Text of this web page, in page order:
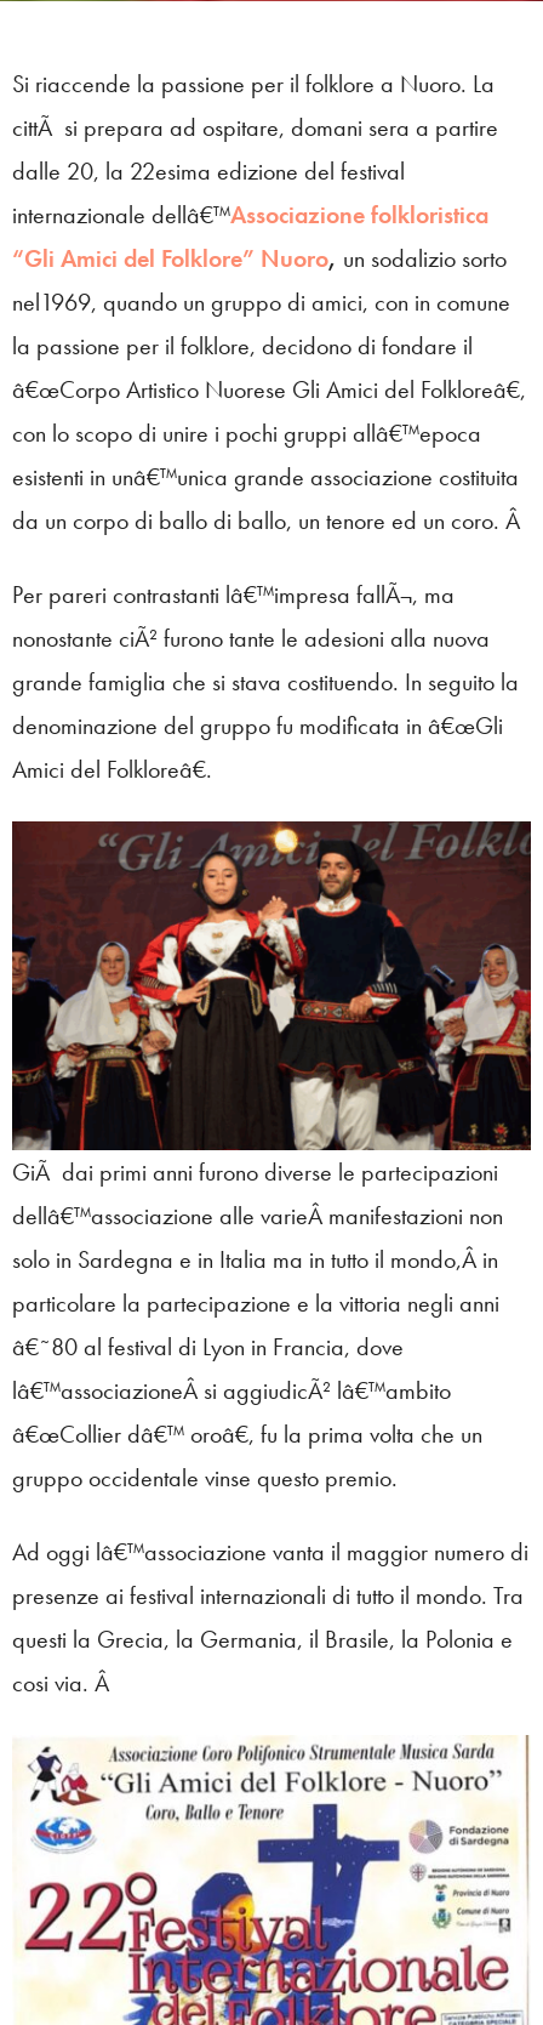
Si riaccende la passione per il folklore a Nuoro. La
cittÃ si prepara ad ospitare, domani sera a partire
dalle 20, la 22esima edizione del festival
internazionale dellâ€™Associazione folkloristica
“Gli Amici del Folklore” Nuoro, un sodalizio sorto
nel1969, quando un gruppo di amici, con in comune
la passione per il folklore, decidono di fondare il
â€œCorpo Artistico Nuorese Gli Amici del Folkloreâ€,
con lo scopo di unire i pochi gruppi allâ€™epoca
esistenti in unâ€™unica grande associazione costituita
da un corpo di ballo di ballo, un tenore ed un coro. Â
Per pareri contrastanti lâ€™impresa fallÃ¬, ma
nonostante ciÃ² furono tante le adesioni alla nuova
grande famiglia che si stava costituendo. In seguito la
denominazione del gruppo fu modificata in â€œGli
Amici del Folkloreâ€.
GiÃ dai primi anni furono diverse le partecipazioni
dellâ€™associazione alle varieÂ manifestazioni non
solo in Sardegna e in Italia ma in tutto il mondo,Â in
particolare la partecipazione e la vittoria negli anni
â€˜80 al festival di Lyon in Francia, dove
lâ€™associazioneÂ si aggiudicÃ² lâ€™ambito
â€œCollier dâ€™ oroâ€, fu la prima volta che un
gruppo occidentale vinse questo premio.
Ad oggi lâ€™associazione vanta il maggior numero di
presenze ai festival internazionali di tutto il mondo. Tra
questi la Grecia, la Germania, il Brasile, la Polonia e
cosi via. Â